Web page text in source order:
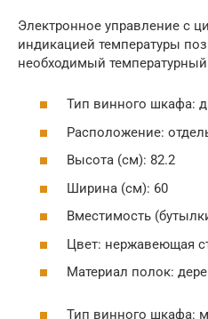
Электронное управление с
индикацией температуры
необходимый
Тип винного шкафа:
Расположение:
Высота (см): 82.2
Ширина (см): 60
Вместимость
Цвет: нержавеющая
Материал полок:
Тип винного шкафа: